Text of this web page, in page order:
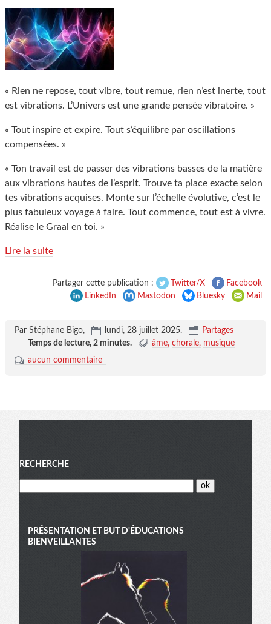
« Rien ne repose, tout vibre, tout remue, rien n’est inerte, tout
est vibrations. L’Univers est une grande pensée vibratoire. »
« Tout inspire et expire. Tout s’équilibre par oscillations
compensées. »
« Ton travail est de passer des vibrations basses de la matière
aux vibrations hautes de l’esprit. Trouve ta place exacte selon
tes vibrations acquises. Monte sur l’échelle évolutive, c’est le
plus fabuleux voyage à faire. Tout commence, tout est à vivre.
Réalise le Graal en toi. »
Lire la suite
Partager cette publication : Twitter/X
Facebook
LinkedIn
Mastodon Bluesky Mail
Par Stéphane Bigo, lundi, 28 juillet 2025.
Partages
Temps de lecture, 2 minutes. âme chorale musique
aucun commentaire
Menu
RECHERCHE
PRÉSENTATION ET BUT D'ÉDUCATIONS
BIENVEILLANTES